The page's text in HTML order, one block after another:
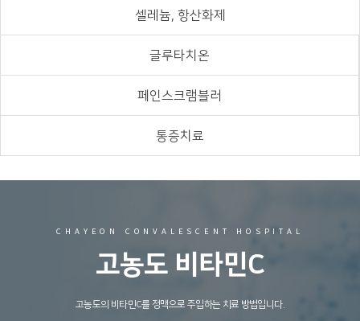
셀레늄, 항산화제
글루타치온
페인스크램블러
통증치료
CHAYEON CONVALESCENT HOSPITAL
고농도 비타민C
고농도의 비타민C를 정맥으로 주입하는 치료 방법입니다.